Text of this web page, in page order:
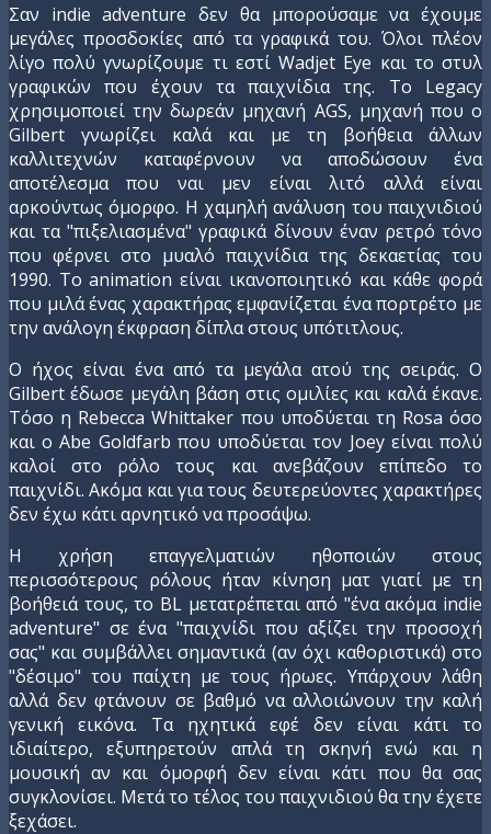
Σαν indie adventure δεν θα μπορούσαμε να έχουμε
μεγάλες προσδοκίες από τα γραφικά του. Όλοι πλέον
λίγο πολύ γνωρίζουμε τι εστί Wadjet Eye και το στυλ
γραφικών που έχουν τα παιχνίδια της. Το Legacy
χρησιμοποιεί την δωρεάν μηχανή AGS, μηχανή που ο
Gilbert γνωρίζει καλά και με τη βοήθεια άλλων
καλλιτεχνών καταφέρνουν να αποδώσουν ένα
αποτέλεσμα που ναι μεν είναι λιτό αλλά είναι
αρκούντως όμορφο. Η χαμηλή ανάλυση του παιχνιδιού
και τα "πιξελιασμένα" γραφικά δίνουν έναν ρετρό τόνο
που φέρνει στο μυαλό παιχνίδια της δεκαετίας του
1990. Το animation είναι ικανοποιητικό και κάθε φορά
που μιλά ένας χαρακτήρας εμφανίζεται ένα πορτρέτο με
την ανάλογη έκφραση δίπλα στους υπότιτλους.
Ο ήχος είναι ένα από τα μεγάλα ατού της σειράς. Ο
Gilbert έδωσε μεγάλη βάση στις ομιλίες και καλά έκανε.
Τόσο η Rebecca Whittaker που υποδύεται τη Rosa όσο
και ο Abe Goldfarb που υποδύεται τον Joey είναι πολύ
καλοί στο ρόλο τους και ανεβάζουν επίπεδο το
παιχνίδι. Ακόμα και για τους δευτερεύοντες χαρακτήρες
δεν έχω κάτι αρνητικό να προσάψω.
Η χρήση επαγγελματιών ηθοποιών στους
περισσότερους ρόλους ήταν κίνηση ματ γιατί με τη
βοήθειά τους, το BL μετατρέπεται από "ένα ακόμα indie
adventure" σε ένα "παιχνίδι που αξίζει την προσοχή
σας" και συμβάλλει σημαντικά (αν όχι καθοριστικά) στο
"δέσιμο" του παίχτη με τους ήρωες. Υπάρχουν λάθη
αλλά δεν φτάνουν σε βαθμό να αλλοιώνουν την καλή
γενική εικόνα. Τα ηχητικά εφέ δεν είναι κάτι το
ιδιαίτερο, εξυπηρετούν απλά τη σκηνή ενώ και η
μουσική αν και όμορφή δεν είναι κάτι που θα σας
συγκλονίσει. Μετά το τέλος του παιχνιδιού θα την έχετε
ξεχάσει.